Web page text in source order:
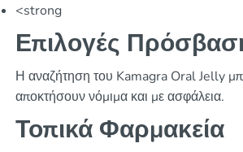
<strong
Επιλογές
Η αναζήτηση του Kamagra Oral Jelly
αποκτήσουν νόμιμα και με ασφάλεια.
Τοπικά Φαρμακεία